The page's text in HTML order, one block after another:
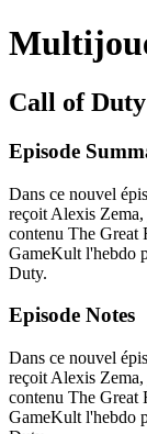
Call of Duty
Episode
Dans ce nouvel
reçoit Alexis
contenu The Great
GameKult l'hebdo
Duty.
Episode Notes
Dans ce nouvel
reçoit Alexis
contenu The Great
GameKult l'hebdo